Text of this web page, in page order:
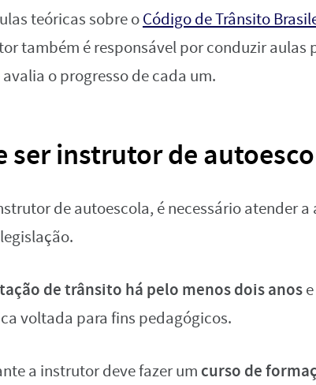
teóricas sobre oCódigo de Trânsito
também é responsável por conduzir aulas
o progresso de cada um.
ser instrutor de
de autoescola, é necessário atender
de trânsito há pelo menos dois anos
voltada para fins pedagógicos.
a instrutor deve fazer um curso de